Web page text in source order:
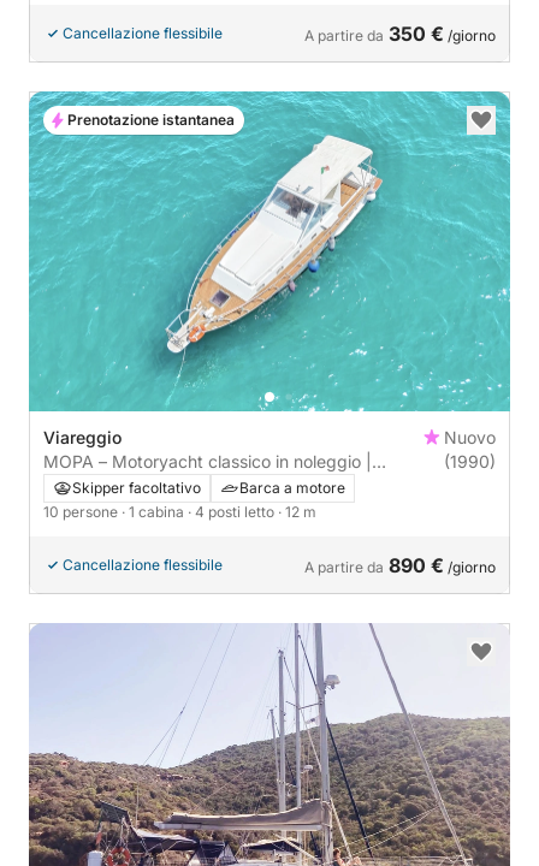
Cancellazione flessibile A partire da 350 € /giorno
Viareggio
Nuovo
MOPA – Motoryacht classico in noleggio |
Viareggio (richiesta patente nautica)
(1990)
Skipper facoltativo
Barca a motore
10 persone · 1 cabina · 4 posti letto · 12 m
Cancellazione flessibile A partire da 890 € /giorno
Prenotazione istantanea